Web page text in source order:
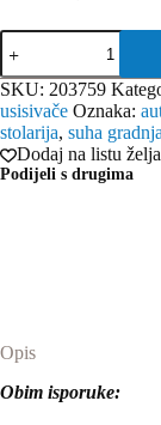
Festool
filter
za
prašinu
glavni
HF
-
CT
SKU: 203759
usisivače Oznaka:
stolarija, suha gradnja
Dodaj na listu želja
Podijeli s drugima
Opis
Obim isporuke: